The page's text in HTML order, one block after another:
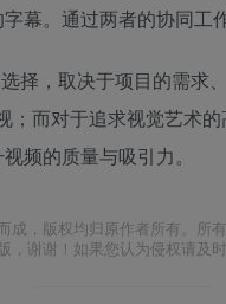
幕。通过两者的协同工
择，取决于项目的需求
；而对于追求视觉艺术
频的质量与吸引力。
成，版权均归原作者所有。所
，谢谢！如果您认为侵权请及